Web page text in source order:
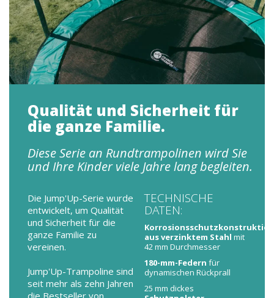
Qualität und Sicherheit für
die ganze Familie.
Diese Serie an Rundtrampolinen wird Sie
und Ihre Kinder viele Jahre lang begleiten.
Die Jump'Up-Serie wurde
entwickelt, um Qualität
und Sicherheit für die
ganze Familie zu
vereinen.
Jump'Up-Trampoline sind
seit mehr als zehn Jahren
TECHNISCHE
DATEN:
aus verzinktem Stahl mit
42 mm Durchmesser
180-mm-Federn für
dynamischen Rückprall
25 mm dickes